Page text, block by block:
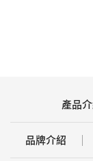
產品
品牌介紹